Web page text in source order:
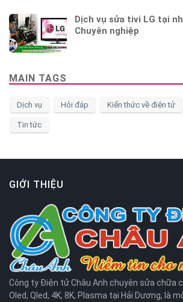
Dịch vụ sửa tivi LG tại
Chuyên nghiệp
MAIN TAGS
Dịch vụ Hỏi đáp Kiến thức về điện tử
Tin tức
GIỚI THIỆU
Công ty Điện tử Châu Anh chuyên sửa chữa
Oled, Qled, 4K, 8K, Plasma tại Hải Dương, là